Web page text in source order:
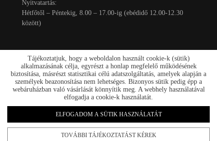
Nyitvatartás:
Hétfőtől – Péntekig, 8.00 – 17.00-ig (ebédidő 12.00-12.30
között)
Kapcsolat
Akciók
Rólunk
nyirlub.hu 2026
Tájékoztatjuk, hogy a weboldalon használt cookie-k (sütik)
alkalmazásának célja, egyrészt a honlap megfelelő működésének
biztosítása, másrészt statisztikai célú adatszolgáltatás, amelyek alapján a
személyek beazonosítása nem lehetséges. Bizonyos sütik pedig épp a
webáruházban való vásárlását könnyítik meg. A webhely használatával
elfogadja a cookie-k használatát.
ELFOGADOM A SÜTIK HASZNÁLATÁT
TOVÁBBI TÁJÉKOZTATÁST KÉREK